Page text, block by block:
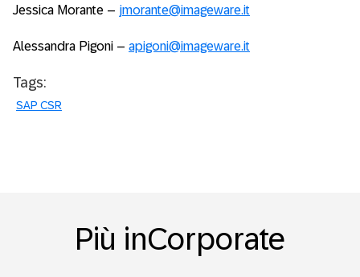
Jessica Morante – jmorante@imageware.it
Alessandra Pigoni – apigoni@imageware.it
Tags:
SAP CSR
Più inCorporate